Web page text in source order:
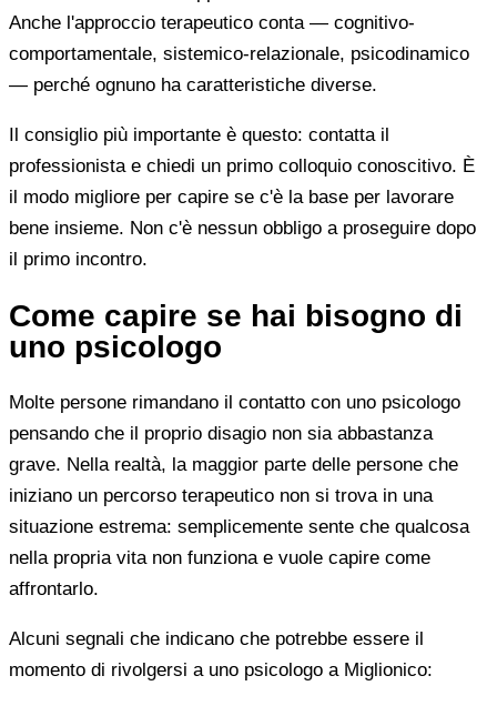
Anche l'approccio terapeutico conta — cognitivo-
comportamentale, sistemico-relazionale, psicodinamico
— perché ognuno ha caratteristiche diverse.
Il consiglio più importante è questo: contatta il
professionista e chiedi un primo colloquio conoscitivo. È
il modo migliore per capire se c'è la base per lavorare
bene insieme. Non c'è nessun obbligo a proseguire dopo
il primo incontro.
Come capire se hai bisogno di
uno psicologo
Molte persone rimandano il contatto con uno psicologo
pensando che il proprio disagio non sia abbastanza
grave. Nella realtà, la maggior parte delle persone che
iniziano un percorso terapeutico non si trova in una
situazione estrema: semplicemente sente che qualcosa
nella propria vita non funziona e vuole capire come
affrontarlo.
Alcuni segnali che indicano che potrebbe essere il
momento di rivolgersi a uno psicologo a Miglionico: